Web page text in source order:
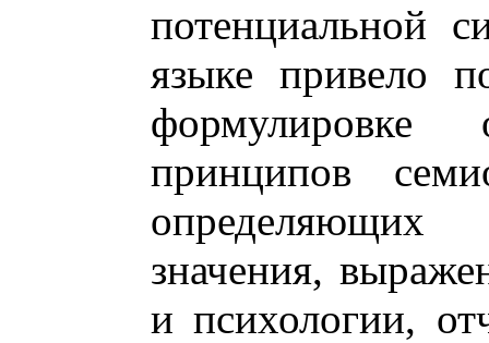
потенциальной
языке привело
принципов
значения,
и психологии,